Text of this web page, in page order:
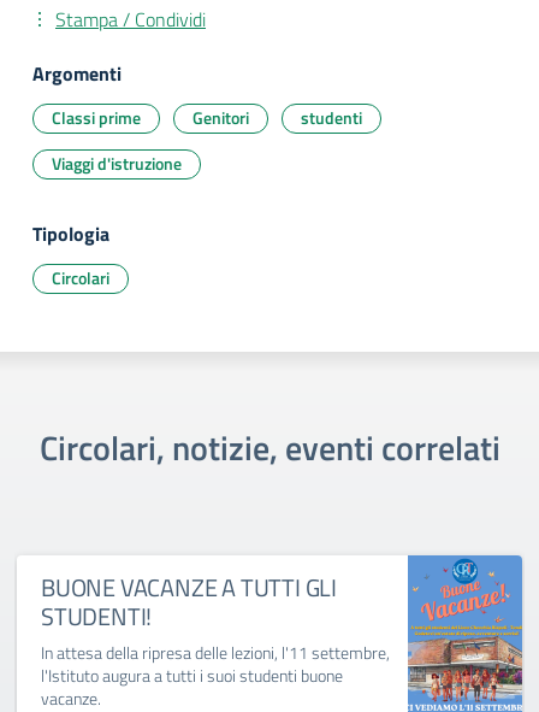
Stampa / Condividi
Argomenti
Classi prime Genitori
studenti
Viaggi d'istruzione
Tipologia
Circolari
Circolari, notizie, eventi correlati
BUONE VACANZE A TUTTI GLI
STUDENTI!
In attesa della ripresa delle lezioni, l'11 settembre,
l'Istituto augura a tutti i suoi studenti buone
vacanze.